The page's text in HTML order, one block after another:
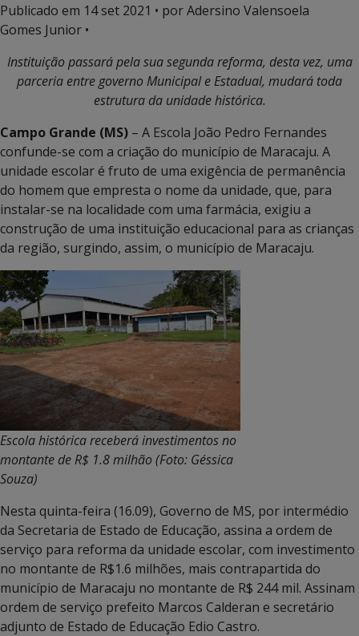
Publicado em 14 set 2021 • por Adersino Valensoela
Gomes Junior •
Instituição passará pela sua segunda reforma, desta vez, uma
parceria entre governo Municipal e Estadual, mudará toda
estrutura da unidade histórica.
Campo Grande (MS) – A Escola João Pedro Fernandes
confunde-se com a criação do município de Maracaju. A
unidade escolar é fruto de uma exigência de permanência
do homem que empresta o nome da unidade, que, para
instalar-se na localidade com uma farmácia, exigiu a
construção de uma instituição educacional para as crianças
da região, surgindo, assim, o município de Maracaju.
Escola histórica receberá investimentos no
montante de R$ 1.8 milhão (Foto: Géssica
Souza)
Nesta quinta-feira (16.09), Governo de MS, por intermédio
da Secretaria de Estado de Educação, assina a ordem de
serviço para reforma da unidade escolar, com investimento
no montante de R$1.6 milhões, mais contrapartida do
município de Maracaju no montante de R$ 244 mil. Assinam
ordem de serviço prefeito Marcos Calderan e secretário
adjunto de Estado de Educação Edio Castro.